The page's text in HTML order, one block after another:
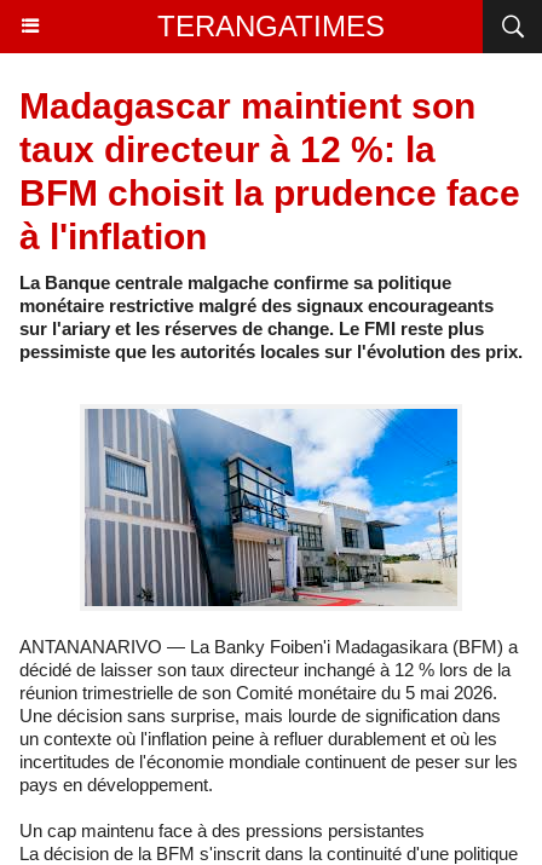
TERANGATIMES
Madagascar maintient son
taux directeur à 12 %: la
BFM choisit la prudence face
à l'inflation
La Banque centrale malgache confirme sa politique
monétaire restrictive malgré des signaux encourageants
sur l'ariary et les réserves de change. Le FMI reste plus
pessimiste que les autorités locales sur l'évolution des prix.
ANTANANARIVO — La Banky Foiben'i Madagasikara (BFM) a
décidé de laisser son taux directeur inchangé à 12 % lors de la
réunion trimestrielle de son Comité monétaire du 5 mai 2026.
Une décision sans surprise, mais lourde de signification dans
un contexte où l'inflation peine à refluer durablement et où les
incertitudes de l'économie mondiale continuent de peser sur les
pays en développement.
Un cap maintenu face à des pressions persistantes
La décision de la BFM s'inscrit dans la continuité d'une politique